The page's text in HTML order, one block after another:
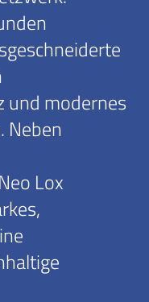
und modernes
Neben
Lox